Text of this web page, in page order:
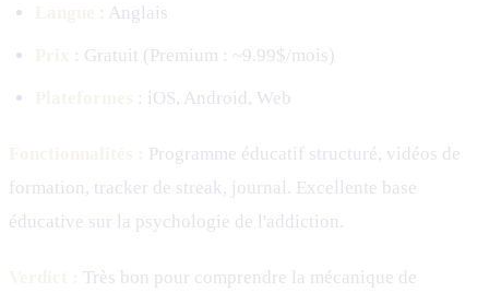
: Anglais
: Gratuit (Premium : ~9.99$/mois)
: iOS, Android, Web
Programme éducatif structuré, vidéos de
formation, tracker de streak, journal. Excellente base
éducative sur la psychologie de l'addiction.
Très bon pour comprendre la mécanique de